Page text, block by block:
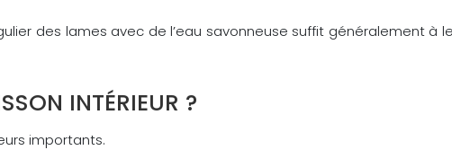
des lames avec de l’eau savonneuse suffit généralement à
INTÉRIEUR ?
importants.